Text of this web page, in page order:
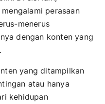
perasaan
menerus
dengan konten yang
yang ditampilkan
atau hanya
kehidupan